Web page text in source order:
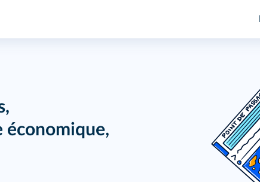
économique,